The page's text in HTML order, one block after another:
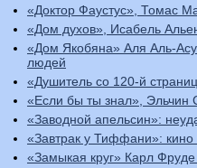
«Доктор Фаустус», Томас
«Дом духов», Исабель
«Дом Якобяна» Аля Аль-
людей
«Душитель со 120-й
«Если бы ты знал», Эльчин
«Заводной апельсин»:
«Завтрак у Тиффани»: кино
«Замыкая круг» Карл